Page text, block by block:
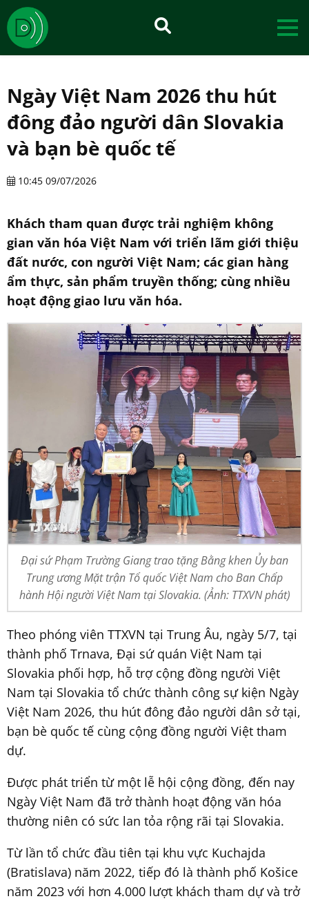
Ngày Việt Nam 2026 thu hút
đông đảo người dân Slovakia
và bạn bè quốc tế
10:45 09/07/2026
Khách tham quan được trải nghiệm không
gian văn hóa Việt Nam với triển lãm giới thiệu
đất nước, con người Việt Nam; các gian hàng
ẩm thực, sản phẩm truyền thống; cùng nhiều
hoạt động giao lưu văn hóa.
Đại sứ Phạm Trường Giang trao tặng Bằng khen Ủy ban
Trung ương Mặt trận Tổ quốc Việt Nam cho Ban Chấp
hành Hội người Việt Nam tại Slovakia. (Ảnh: TTXVN phát)
Theo phóng viên TTXVN tại Trung Âu, ngày 5/7, tại
thành phố Trnava, Đại sứ quán Việt Nam tại
Slovakia phối hợp, hỗ trợ cộng đồng người Việt
Nam tại Slovakia tổ chức thành công sự kiện Ngày
Việt Nam 2026, thu hút đông đảo người dân sở tại,
bạn bè quốc tế cùng cộng đồng người Việt tham
dự.
Được phát triển từ một lễ hội cộng đồng, đến nay
Ngày Việt Nam đã trở thành hoạt động văn hóa
thường niên có sức lan tỏa rộng rãi tại Slovakia.
Từ lần tổ chức đầu tiên tại khu vực Kuchajda
(Bratislava) năm 2022, tiếp đó là thành phố Košice
năm 2023 với hơn 4.000 lượt khách tham dự và trở